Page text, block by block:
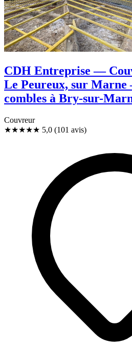
CDH Entreprise —
Le Peureux, sur
combles à Bry-sur-
Couvreur
★★★★★ 5,0 (101 avis)